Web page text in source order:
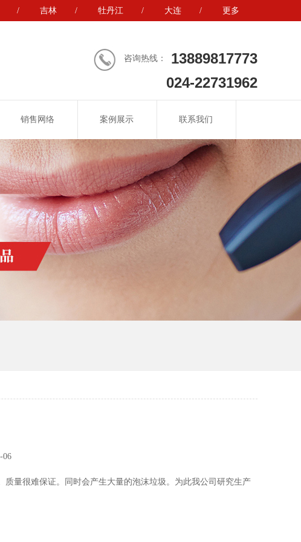
/ 吉林 / 牡丹江 / 大连 / 更多
咨询热线：
13889817773
024-22731962
销售网络 案例展示 联系我们
06
量很难保证。同时会产生大量的泡沫垃圾。为此我公司研究生产